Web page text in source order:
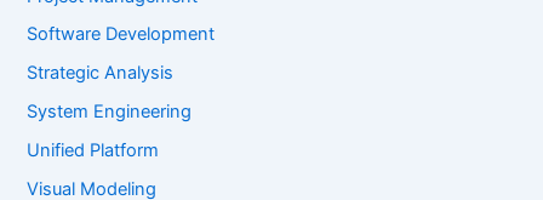
Software Development
Strategic Analysis
System Engineering
Unified Platform
Visual Modeling